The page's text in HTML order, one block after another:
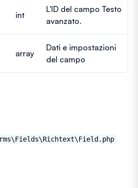
int
L'ID del campo Testo
avanzato.
array
Dati e impostazioni
del campo